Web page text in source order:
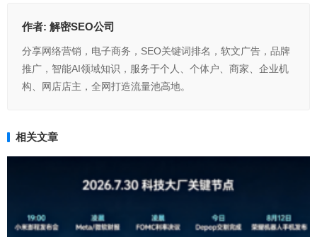
作者: 解密SEO公司
分享网络营销，电子商务，SEO关键词排名，软文广告，品牌
推广，智能AI领域知识，服务于个人、个体户、商家、企业机
构、网店店主，全网打造流量池高地。
相关文章